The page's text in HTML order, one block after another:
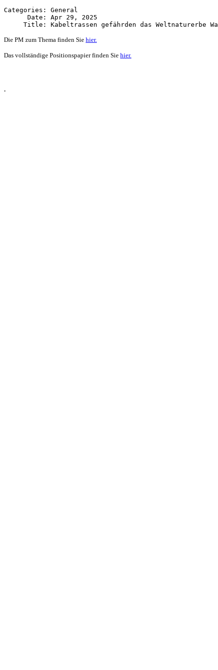
Categories: General
      Date: Apr 29, 2025
Die PM zum Thema finden Sie hier.
Das vollständige Positionspapier finden Sie hier.
.